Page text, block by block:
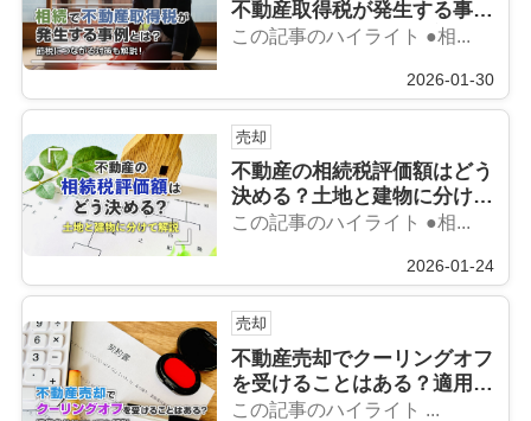
不動産取得税が発生する事例
とは？節税につながる対策も
この記事のハイライト ●相...
2026-01-30
売却
不動産の相続税評価額はどう
決める？土地と建物に分けて
解説
この記事のハイライト ●相...
2026-01-24
売却
不動産売却でクーリングオフ
を受けることはある？適用条
件についても解説
この記事のハイライト ...